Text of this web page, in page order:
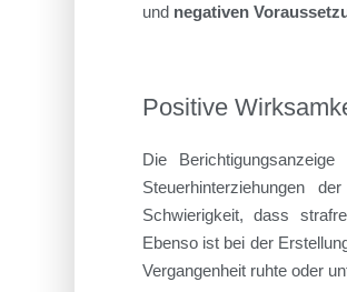
und negativen
Positive
Die
Steuerhinterziehungen
Schwierigkeit, dass
Ebenso ist bei der
Vergangenheit ruhte oder